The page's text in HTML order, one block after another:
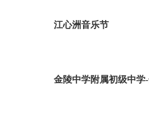
江心洲音乐节
金陵中学附属初级中学